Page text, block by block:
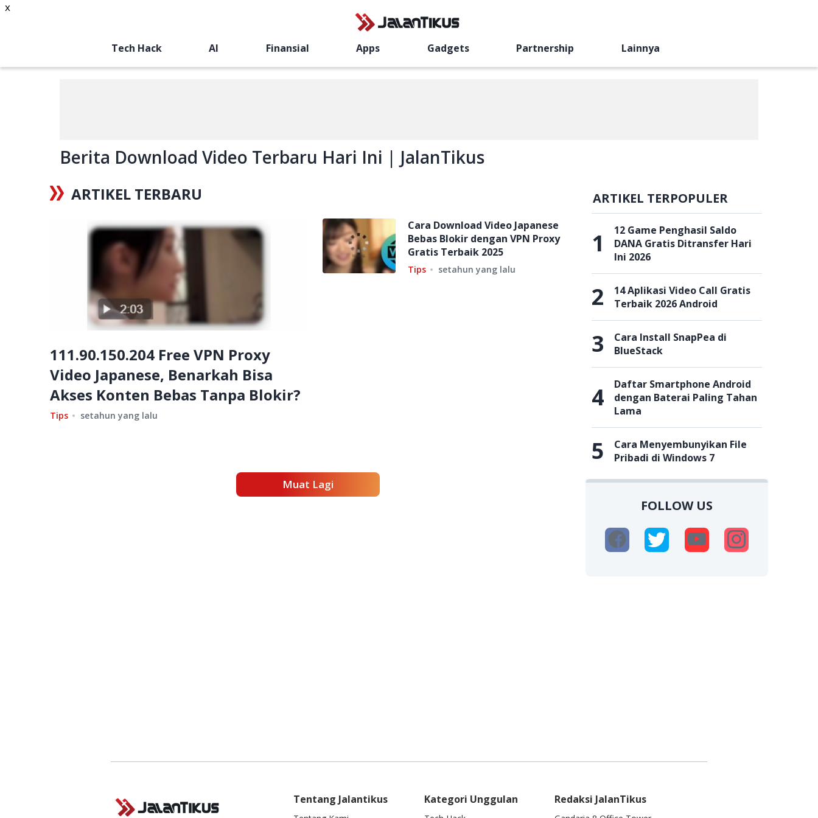
Tech Hack AI Finansial Apps Gadgets Partnership Lainnya
Berita Download Video Terbaru Hari Ini | JalanTikus
ARTIKEL TERBARU
111.90.150.204 Free VPN Proxy
Video Japanese, Benarkah Bisa
Akses Konten Bebas Tanpa Blokir?
Tips setahun yang lalu
Cara Download Video Japanese
Bebas Blokir dengan VPN Proxy
Gratis Terbaik 2025
Tips setahun yang lalu
Muat Lagi
ARTIKEL TERPOPULER
1
12 Game Penghasil Saldo
DANA Gratis Ditransfer Hari
Ini 2026
2
14 Aplikasi Video Call Gratis
Terbaik 2026 Android
3
Cara Install SnapPea di
BlueStack
4
Daftar Smartphone Android
dengan Baterai Paling Tahan
Lama
5
Cara Menyembunyikan File
Pribadi di Windows 7
FOLLOW US
x
Redaksi JalanTikus
Tentang Jalantikus Kategori Unggulan